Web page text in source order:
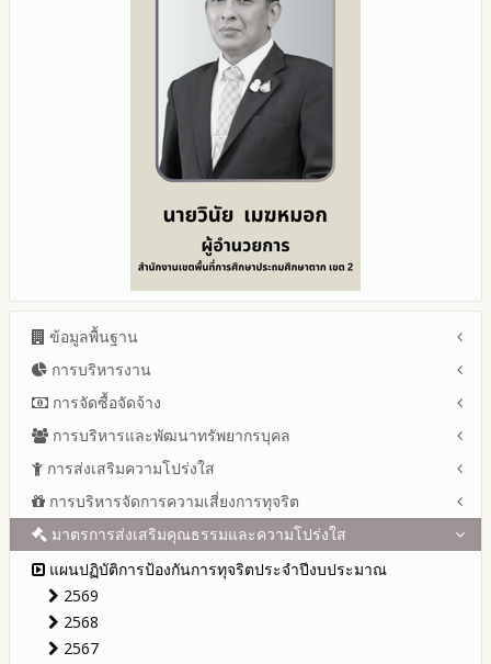
ข้อมูลพื้นฐาน
โครงสร้าง หน้าที่และอำนาจ
ข้อมูลผู้บริหาร
ข้อมูลการติดต่อและ ช่องทางการสอบถาม
นโยบายคุ้มครองข้อมูลส่วนบุคคล
ข่าวประชาสัมพันธ์
ข่าวสารพัฒนาสำนักงานเกี่ยวข้องกับแนวทางส่งเสริมความ
โปร่งใส
การบริหารงาน
แผนยุทธศาสตร์หรือแผนพัฒนาสำนักงานเขตพื้นที่การศึกษา
แผนและความก้าวหน้าในการดำเนินงานและการใช้งบประมาณ
ปีงบประมาณ 2569
ปีงบประมาณ 2568
ปีงบประมาณ 2567
ปีงบประมาณ 2566
ปีงบประมาณ 2565
รายงานผลการดำเนินงานประจำปี
การจัดซื้อจัดจ้าง
สรุปผลการจัดซื้อจัดจ้างหรือการจัดหาพัสดุรายเดือน ประจำ
ปีงบประมาณ พ.ศ.2569 (แบบ สขร.1)
เขตพื้นที่การศึกษา ประจำปีงบประมาณ พ.ศ. 2568
การบริหารและพัฒนาทรัพยากรบุคล
หลักเกณฑ์และแผนการบริหารและพัฒนาทรัพยากรบุคลล ประจำ
ปีงบประมาณ พ.ศ.2569
รายงานผลการบริหารและพัฒนาทรัพยากรบุคคลประจำ
ปีงบประมาณ
ประมวลจริยธรรมและการขับเคลื่อนจริยธรรม
การส่งเสริมความโปร่งใส
แนวปฏิบัติการจัดการเรื่องร้องเรียนการทุจริตและประพฤติมิชอบ
ช่องทางแจ้งเรื่องร้องเรียนการทุจริตและประพฤติมิชอบ
ข้อมูลสถิติเรื่องร้องเรียนการทุจริตและประพฤติมิชอบ ประจำ
ปีงบประมาณ
การเปิดโอกาสให้มีส่วนร่วมในการดำเนินงานปีงบประมาณ
การบริหารจัดการความเสี่ยงการทุจริต
การขับเคลื่อนนโยบาย No Gift Policy จากการปฏิบัติหน้าที่และ
การเสริมสร้างรู้เกี่ยวกับหลักเกณฑ์การรับทรัพย์สินหรือประโยชน์อื่น
ใดโดยธรรมจรรยาของเจ้าพนักงานของรัฐ
การประเมินความเสี่ยงการทุจริต ในสำนักงานเขตพื้นที่การศึกษา
ประจำปีงบประมาณ
รายงานผลการดำเนินการตามแผนบริหารจัดการความเสี่ยงการ
มาตรการส่งเสริมคุณธรรมและความโปร่งใส
แผนปฏิบัติการป้องกันการทุจริตประจำปีงบประมาณ
2569
2568
2567